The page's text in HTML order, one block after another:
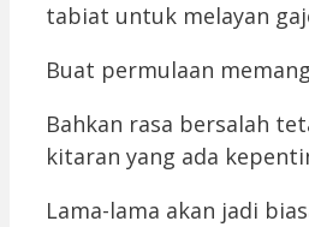
tabiat untuk melayan
Buat permulaan
Bahkan rasa bersalah
kitaran yang ada
Lama-lama akan jadi